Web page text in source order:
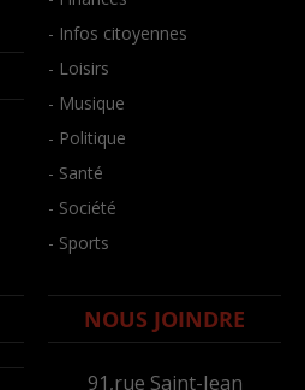
- Infos citoyennes
- Loisirs
- Musique
- Politique
- Santé
- Société
- Sports
NOUS JOINDRE
91,rue Saint-Jean